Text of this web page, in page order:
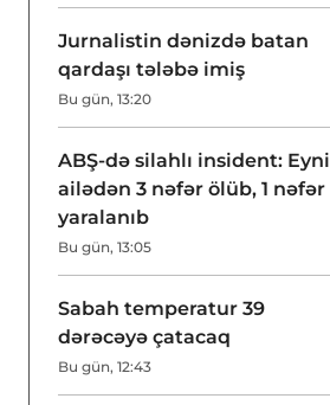
Jurnalistin dənizdə batan
qardaşı tələbə imiş
Bu gün, 13:20
ABŞ-də silahlı insident: Eyni
ailədən 3 nəfər ölüb, 1 nəfər
yaralanıb
Bu gün, 13:05
Sabah temperatur 39
dərəcəyə çatacaq
Bu gün, 12:43